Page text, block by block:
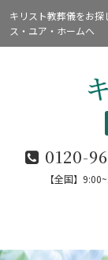
キリスト教葬儀をお
ス・ユア・ホームへ
0120-
【全国】